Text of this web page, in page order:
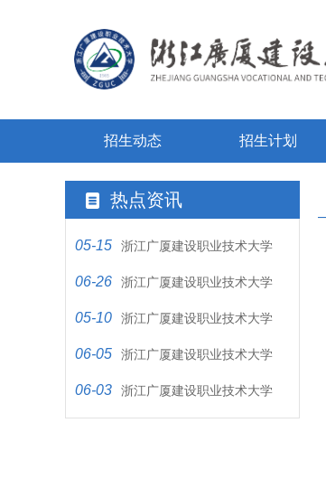
招生动态 招生计划
热点资讯
05-15 浙江广厦建设职业技术大学
2025年普通高校招生章程
06-26 浙江广厦建设职业技术大学
2020年招生章程
05-10 浙江广厦建设职业技术大学
2023年普通高校招生章程
06-05 浙江广厦建设职业技术大学
2024年普通高校招生章程
06-03 浙江广厦建设职业技术大学